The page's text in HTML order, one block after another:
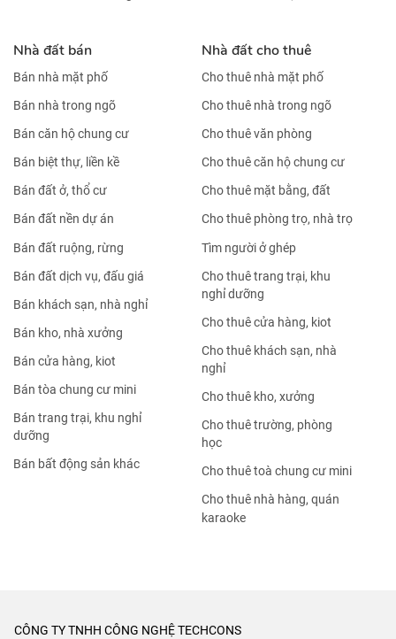
Nhà đất bán
Bán nhà mặt phố
Bán nhà trong ngõ
Bán căn hộ chung cư
Bán biệt thự, liền kề
Bán đất ở, thổ cư
Bán đất nền dự án
Bán đất ruộng, rừng
Bán đất dịch vụ, đấu giá
Bán khách sạn, nhà nghỉ
Bán kho, nhà xưởng
Bán cửa hàng, kiot
Bán tòa chung cư mini
Bán trang trại, khu nghỉ
dưỡng
Bán bất động sản khác
Nhà đất cho thuê
Cho thuê nhà mặt phố
Cho thuê nhà trong ngõ
Cho thuê văn phòng
Cho thuê căn hộ chung cư
Cho thuê mặt bằng, đất
Cho thuê phòng trọ, nhà trọ
Tìm người ở ghép
Cho thuê trang trại, khu
nghỉ dưỡng
Cho thuê cửa hàng, kiot
Cho thuê khách sạn, nhà
nghỉ
Cho thuê kho, xưởng
Cho thuê trường, phòng
học
Cho thuê toà chung cư mini
Cho thuê nhà hàng, quán
karaoke
CÔNG TY TNHH CÔNG NGHỆ TECHCONS